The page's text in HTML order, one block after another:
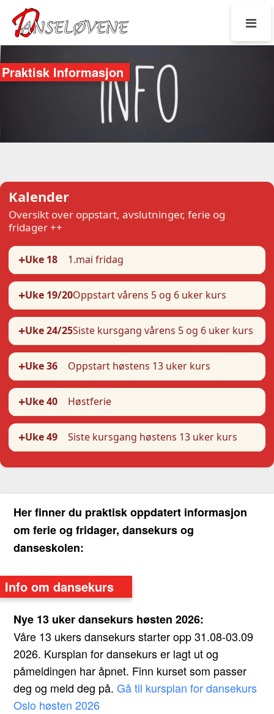
Praktisk Informasjon
Kalender
Oversikt over oppstart, avslutninger, ferie og
fridager ++
+Uke 18 1.mai fridag
+Uke 19/20Oppstart vårens 5 og 6 uker kurs
+Uke 24/25Siste kursgang vårens 5 og 6 uker kurs
+Uke 36 Oppstart høstens 13 uker kurs
+Uke 40 Høstferie
+Uke 49 Siste kursgang høstens 13 uker kurs
Her finner du praktisk oppdatert informasjon
om ferie og fridager, dansekurs og
danseskolen:
Info om dansekurs
Nye 13 uker dansekurs høsten 2026:
Våre 13 ukers dansekurs starter opp 31.08-03.09
2026. Kursplan for dansekurs er lagt ut og
påmeldingen har åpnet. Finn kurset som passer
deg og meld deg på. Gå til kursplan for dansekurs
Oslo høsten 2026